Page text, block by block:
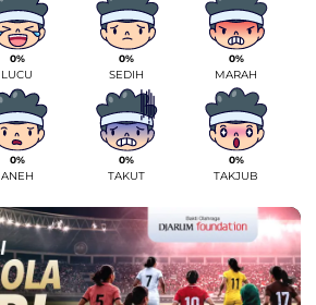
0%
LUCU
0%
SEDIH
0%
MARAH
0%
ANEH
0%
TAKUT
0%
TAKJUB